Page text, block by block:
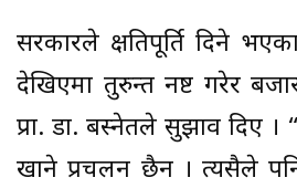
सरकारले क्षतिपूर्ति दिने
देखिएमा तुरुन्त नष्ट गरेर
प्रा. डा. बस्नेतले सुझाव दिए ।
खाने प्रचलन छैन । त्यसैले